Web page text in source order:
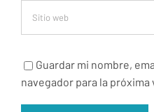
Guardar mi nombre,
navegador para la